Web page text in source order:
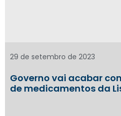
Governo vai acabar
de medicamentos da
29 de setembro de 2023